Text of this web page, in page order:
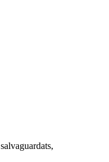
salvaguardats,